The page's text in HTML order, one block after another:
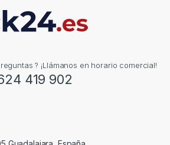
? ¡Llámanos en horario comercial!
419 902